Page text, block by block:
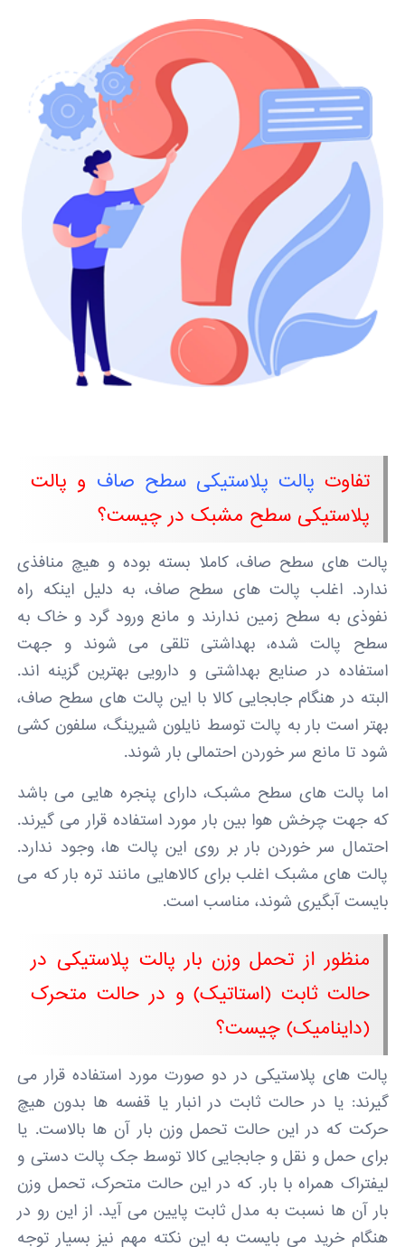
تفاوت پالت پلاستیکی سطح صاف و پالت
پلاستیکی سطح مشبک در چیست؟
پالت های سطح صاف، کاملا بسته بوده و هیچ منافذی
ندارد. اغلب پالت های سطح صاف، به دلیل اینکه راه
نفوذی به سطح زمین ندارند و مانع ورود گرد و خاک به
سطح پالت شده، بهداشتی تلقی می شوند و جهت
استفاده در صنایع بهداشتی و دارویی بهترین گزینه اند.
البته در هنگام جابجایی کالا با این پالت های سطح صاف،
بهتر است بار به پالت توسط نایلون شیرینگ، سلفون کشی
شود تا مانع سر خوردن احتمالی بار شوند.
اما پالت های سطح مشبک، دارای پنجره هایی می باشد
که جهت چرخش هوا بین بار مورد استفاده قرار می گیرند.
احتمال سر خوردن بار بر روی این پالت ها، وجود ندارد.
پالت های مشبک اغلب برای کالاهایی مانند تره بار که می
بایست آبگیری شوند، مناسب است.
منظور از تحمل وزن بار پالت پلاستیکی در
حالت ثابت (استاتیک) و در حالت متحرک
(داینامیک) چیست؟
پالت های پلاستیکی در دو صورت مورد استفاده قرار می
گیرند: یا در حالت ثابت در انبار یا قفسه ها بدون هیچ
حرکت که در این حالت تحمل وزن بار آن ها بالاست. یا
برای حمل و نقل و جابجایی کالا توسط جک پالت دستی و
لیفتراک همراه با بار. که در این حالت متحرک، تحمل وزن
بار آن ها نسبت به مدل ثابت پایین می آید. از این رو در
هنگام خرید می بایست به این نکته مهم نیز بسیار توجه